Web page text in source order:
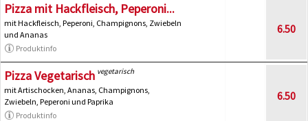
Pizza mit Hackfleisch, Peperoni...
mit Hackfleisch, Peperoni, Champignons, Zwiebeln
und Ananas
Produktinfo
6.50
Pizza Vegetarisch vegetarisch
mit Artischocken, Ananas, Champignons,
Zwiebeln, Peperoni und Paprika
Produktinfo
6.50